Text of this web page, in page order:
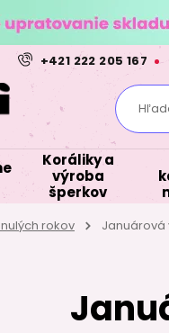
+421 222 205 167
Koráliky a
výroba
šperkov
rokov Januárová